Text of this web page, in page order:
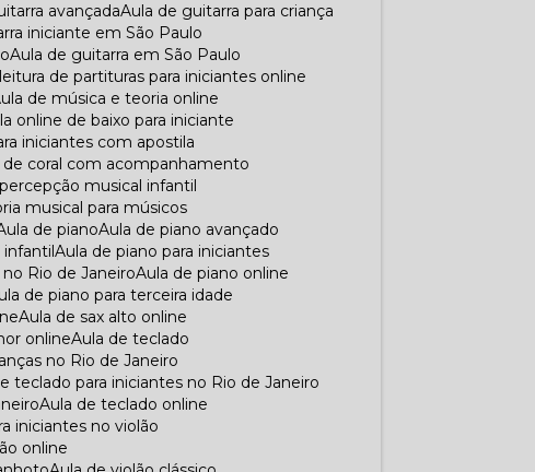
avançada
Aula de guitarra para criança
iniciante em São Paulo
Aula de guitarra em São Paulo
leitura de partituras para iniciantes online
Aula de música e teoria online
online de baixo para iniciante
iniciantes com apostila
de coral com acompanhamento
percepção musical infantil
musical para músicos
Aula de piano
Aula de piano avançado
infantil
Aula de piano para iniciantes
no Rio de Janeiro
Aula de piano online
Aula de piano para terceira idade
Aula de sax alto online
online
Aula de teclado
no Rio de Janeiro
teclado para iniciantes no Rio de Janeiro
Aula de teclado online
iniciantes no violão
online